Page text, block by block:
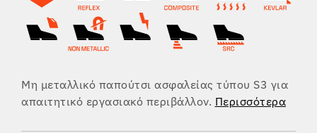
Μη μεταλλικό παπούτσι ασφαλείας τύπου S3 για
απαιτητικό εργασιακό περιβάλλον. Περισσότερα